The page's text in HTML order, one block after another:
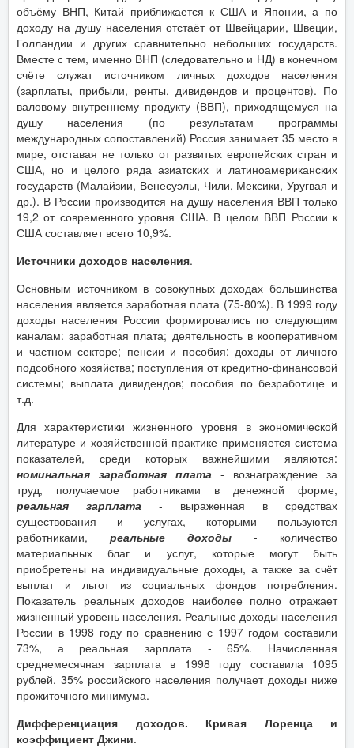
объёму ВНП, Китай приближается к США и Японии, а по
доходу на душу населения отстаёт от Швейцарии, Швеции,
Голландии и других сравнительно небольших государств.
Вместе с тем, именно ВНП (следовательно и НД) в конечном
счёте служат источником личных доходов населения
(зарплаты, прибыли, ренты, дивидендов и процентов). По
валовому внутреннему продукту (ВВП), приходящемуся на
душу населения (по результатам программы
международных сопоставлений) Россия занимает 35 место в
мире, отставая не только от развитых европейских стран и
США, но и целого ряда азиатских и латиноамериканских
государств (Малайзии, Венесуэлы, Чили, Мексики, Уругвая и
др.). В России производится на душу населения ВВП только
19,2 от современного уровня США. В целом ВВП России к
США составляет всего 10,9%.
Источники доходов населения.
Основным источником в совокупных доходах большинства
населения является заработная плата (75-80%). В 1999 году
доходы населения России формировались по следующим
каналам: заработная плата; деятельность в кооперативном
и частном секторе; пенсии и пособия; доходы от личного
подсобного хозяйства; поступления от кредитно-финансовой
системы; выплата дивидендов; пособия по безработице и
т.д.
Для характеристики жизненного уровня в экономической
литературе и хозяйственной практике применяется система
показателей, среди которых важнейшими являются:
номинальная заработная плата - вознаграждение за
труд, получаемое работниками в денежной форме,
реальная зарплата - выраженная в средствах
существования и услугах, которыми пользуются
работниками, реальные доходы - количество
материальных благ и услуг, которые могут быть
приобретены на индивидуальные доходы, а также за счёт
выплат и льгот из социальных фондов потребления.
Показатель реальных доходов наиболее полно отражает
жизненный уровень населения. Реальные доходы населения
России в 1998 году по сравнению с 1997 годом составили
73%, а реальная зарплата - 65%. Начисленная
среднемесячная зарплата в 1998 году составила 1095
рублей. 35% российского населения получает доходы ниже
прожиточного минимума.
Дифференциация доходов. Кривая Лоренца и
коэффициент Джини.